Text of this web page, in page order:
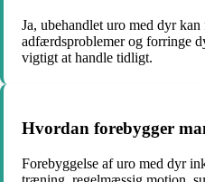
Ja, ubehandlet uro med dyr
adfærdsproblemer og forringe
vigtigt at handle tidligt.
Hvordan forebygger
Forebyggelse af uro med dyr